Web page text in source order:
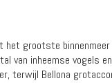
grootste binnenmeer
van inheemse vogels
terwijl Bellona